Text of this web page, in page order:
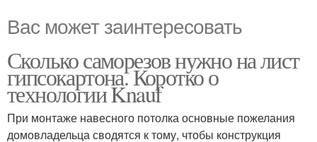
Вас может заинтересовать
Сколько саморезов нужно на лист
гипсокартона. Коротко о
технологии Knauf
При монтаже навесного потолка основные пожелания
домовладельца сводятся к тому, чтобы конструкция